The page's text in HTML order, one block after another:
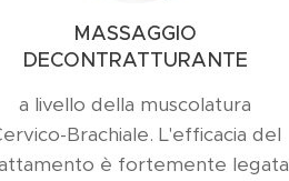
MASSAGGIO
DECONTRATTURANTE
a livello della muscolatura
Brachiale. L'efficacia del
è fortemente legata